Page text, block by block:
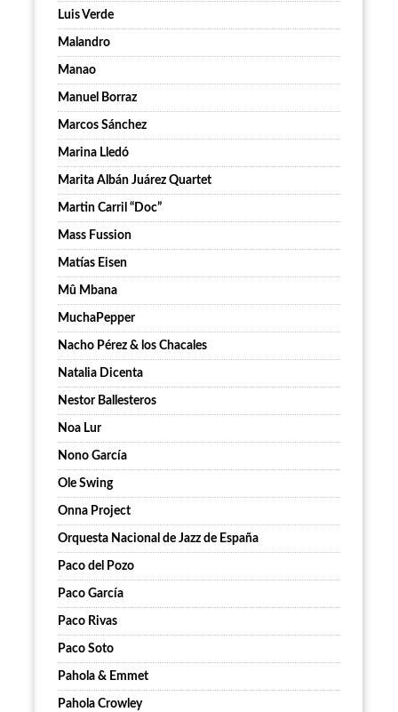
Luis Verde
Malandro
Manao
Manuel Borraz
Marcos Sánchez
Marina Lledó
Marita Albán Juárez Quartet
Martin Carril “Doc”
Mass Fussion
Matías Eisen
Mû Mbana
MuchaPepper
Nacho Pérez & los Chacales
Natalia Dicenta
Nestor Ballesteros
Noa Lur
Nono García
Ole Swing
Onna Project
Orquesta Nacional de Jazz de España
Paco del Pozo
Paco García
Paco Rivas
Paco Soto
Pahola & Emmet
Pahola Crowley